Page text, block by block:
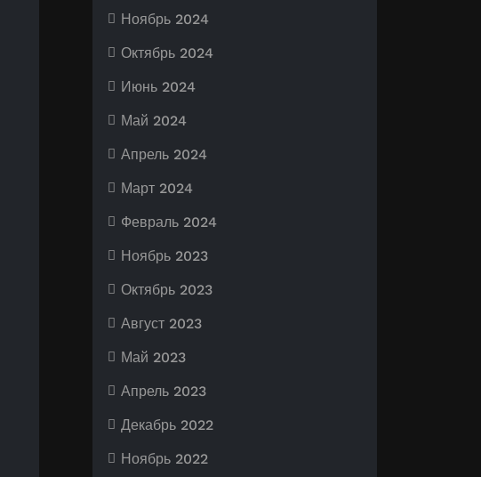
Ноябрь 2024
Октябрь 2024
Июнь 2024
Май 2024
Апрель 2024
Март 2024
Февраль 2024
Ноябрь 2023
Октябрь 2023
Август 2023
Май 2023
Апрель 2023
Декабрь 2022
Ноябрь 2022